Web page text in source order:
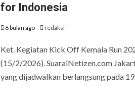
for Indonesia
6 bulan ago redaksi
Ket. Kegiatan Kick Off Kemala Run
(15/2/2026). SuaraiNetizen.com
yang dijadwalkan berlangsung pada 19...